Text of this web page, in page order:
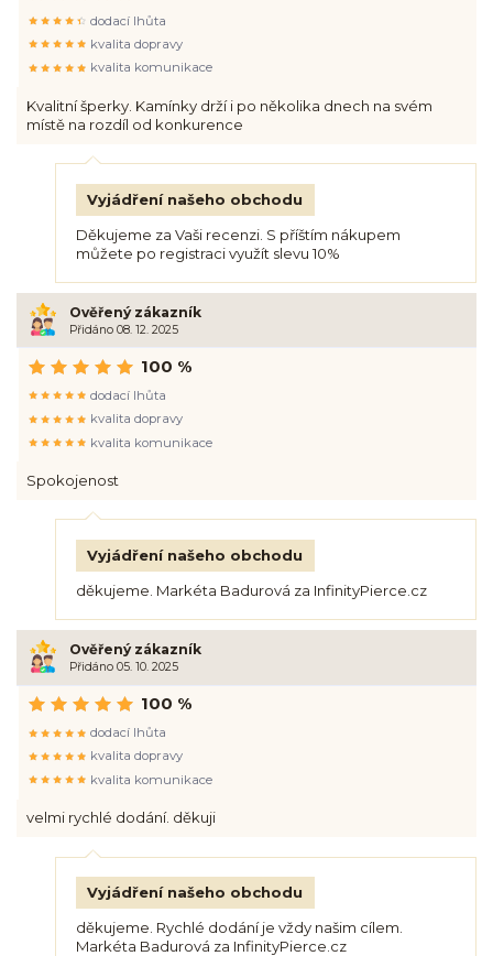
Kvalitní šperky. Kamínky drží i po několika dnech na svém
místě na rozdíl od konkurence
dodací lhůta
kvalita dopravy
kvalita komunikace
Vyjádření našeho obchodu
Děkujeme za Vaši recenzi. S příštím nákupem
můžete po registraci využít slevu 10%
Ověřený zákazník
Přidáno 08. 12. 2025
Spokojenost
100 %
dodací lhůta
kvalita dopravy
kvalita komunikace
Vyjádření našeho obchodu
děkujeme. Markéta Badurová za InfinityPierce.cz
Ověřený zákazník
Přidáno 05. 10. 2025
velmi rychlé dodání. děkuji
100 %
dodací lhůta
kvalita dopravy
kvalita komunikace
Vyjádření našeho obchodu
děkujeme. Rychlé dodání je vždy našim cílem.
Markéta Badurová za InfinityPierce.cz